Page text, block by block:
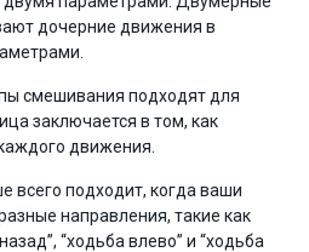
дочерние движения в
смешивания подходят для
заключается в том, как
движения.
всего подходит, когда ваши
направления, такие как
“ходьба влево” и “ходьба